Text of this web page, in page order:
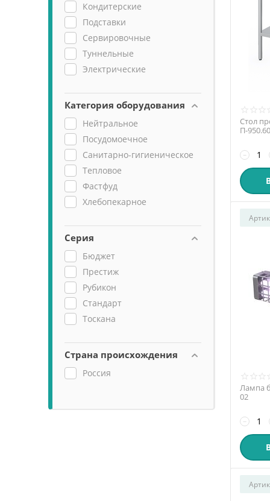
Кондитерские
Подставки
Сервировочные
Туннельные
Электрические
Категория оборудования
Нейтральное
Посудомоечное
Санитарно-гигиеническое
Тепловое
Фастфуд
Хлебопекарное
Серия
Бюджет
Престиж
Рубикон
Стандарт
Тоскана
Страна происхождения
Россия
Стол
П-
−
Лампа
02
−